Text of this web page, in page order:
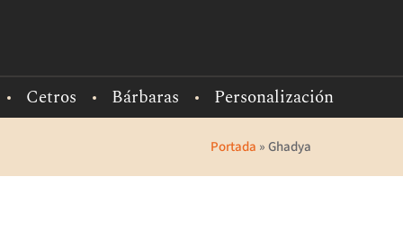
Cetros Bárbaras Personalización
Portada »Ghadya